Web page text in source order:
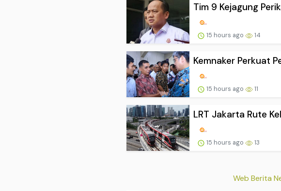
Tim 9 Kejagung
15 hours ago 14
Kemnaker Perkuat
15 hours ago 11
LRT Jakarta Rute
15 hours ago 13
Web Berita